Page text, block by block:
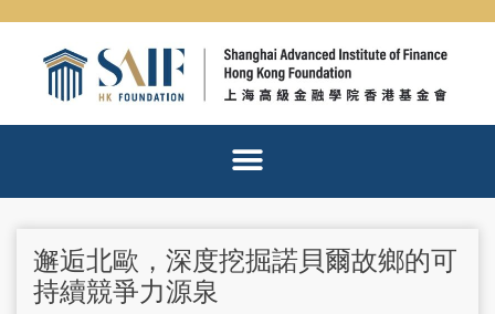
Skip
邂逅北歐，深度挖掘諾貝爾故鄉的可
持續競爭力源泉